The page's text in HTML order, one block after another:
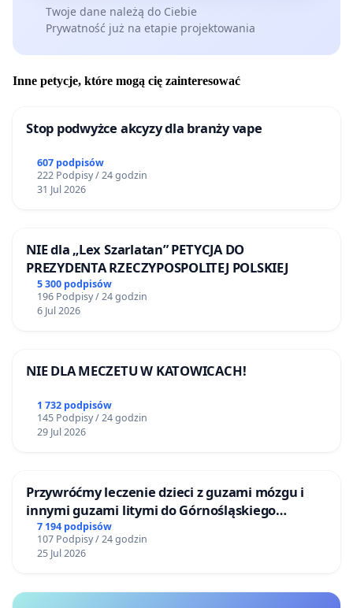
Twoje dane należą do Ciebie
Prywatność już na etapie projektowania
Inne petycje, które mogą cię zainteresować
Stop podwyżce akcyzy dla branży vape
607 podpisów
222 Podpisy / 24 godzin
31 Jul 2026
NIE dla „Lex Szarlatan” PETYCJA DO
PREZYDENTA RZECZYPOSPOLITEJ POLSKIEJ
5 300 podpisów
196 Podpisy / 24 godzin
6 Jul 2026
NIE DLA MECZETU W KATOWICACH!
1 732 podpisów
145 Podpisy / 24 godzin
29 Jul 2026
Przywróćmy leczenie dzieci z guzami mózgu i
innymi guzami litymi do Górnośląskiego
Centrum Zdrowia Dziecka w Katowicach
7 194 podpisów
107 Podpisy / 24 godzin
25 Jul 2026